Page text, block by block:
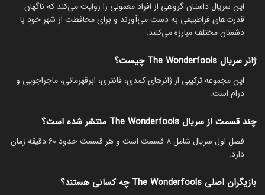
این سریال داستان گروهی از افراد معمولی را روایت می‌کند که ناگهان
قدرت‌های فراطبیعی به دست می‌آورند و برای محافظت از شهر خود با
دشمنان مختلف مبارزه می‌کنند.
ژانر سریال The Wonderfools چیست؟
این مجموعه ترکیبی از ژانرهای کمدی، فانتزی، ابرقهرمانی، ماجراجویی و
درام است.
چند قسمت از سریال The Wonderfools منتشر شده است؟
فصل اول سریال شامل ۸ قسمت است و هر قسمت حدود ۶۰ دقیقه زمان
دارد.
بازیگران اصلی The Wonderfools چه کسانی هستند؟